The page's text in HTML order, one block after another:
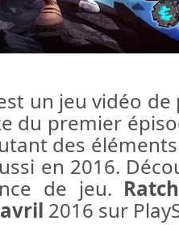
un jeu vidéo de
du premier
des
en 2016.
de jeu.
2016 sur